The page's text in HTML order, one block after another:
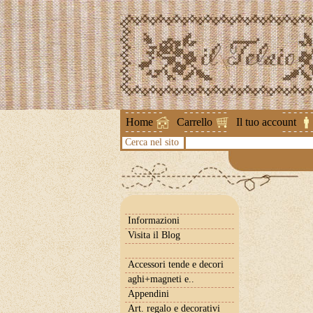
Home Carrello Il tuo account
Attenzione
Cerca nel sito
Informazioni
Visita il Blog
Accessori tende e decori
aghi+magneti e..
Appendini
Art. regalo e decorativi